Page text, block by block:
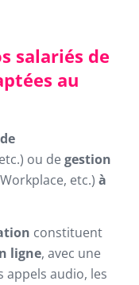
salariés de
au
ou degestion
etc.) à
constituent
ligne, avec une
appels audio, les